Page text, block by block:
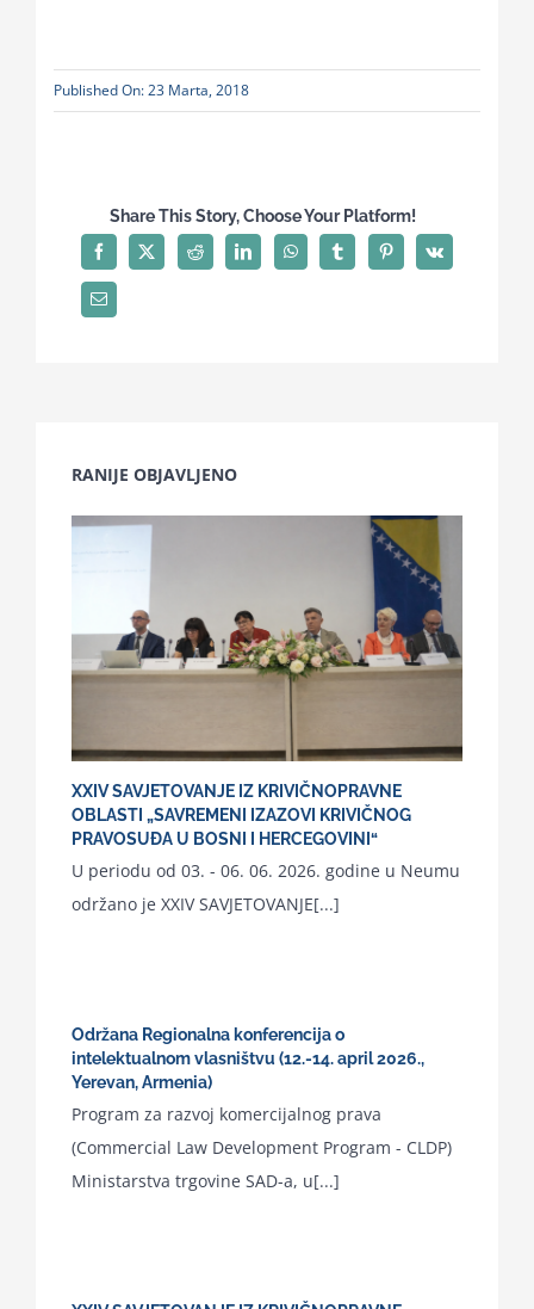
Published On: 23 Marta, 2018
Share This Story, Choose Your Platform!
RANIJE OBJAVLJENO
XXIV SAVJETOVANJE IZ KRIVIČNOPRAVNE
OBLASTI „SAVREMENI IZAZOVI KRIVIČNOG
PRAVOSUĐA U BOSNI I HERCEGOVINI“
U periodu od 03. - 06. 06. 2026. godine u Neumu
održano je XXIV SAVJETOVANJE[...]
Održana Regionalna konferencija o
intelektualnom vlasništvu (12.-14. april 2026.,
Yerevan, Armenia)
Program za razvoj komercijalnog prava
(Commercial Law Development Program - CLDP)
Ministarstva trgovine SAD-a, u[...]